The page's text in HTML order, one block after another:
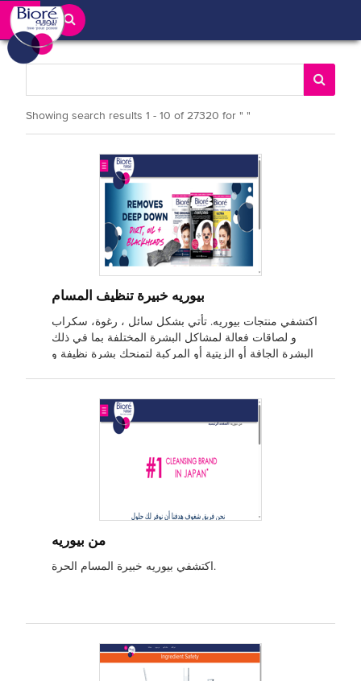
Showing search results 1 - 10 of 27320 for " "
بيوريه خبيرة تنظيف المسام
اكتشفي منتجات بيوريه. تأتي بشكل سائل ، رغوة، سكراب
و لصاقات فعالة لمشاكل البشرة المختلفة بما في ذلك
البشرة الجافة أو الزيتية أو المركبة لتمنحك بشرة نظيفة و
من بيوريه
اكتشفي بيوريه خبيرة المسام الحرة.